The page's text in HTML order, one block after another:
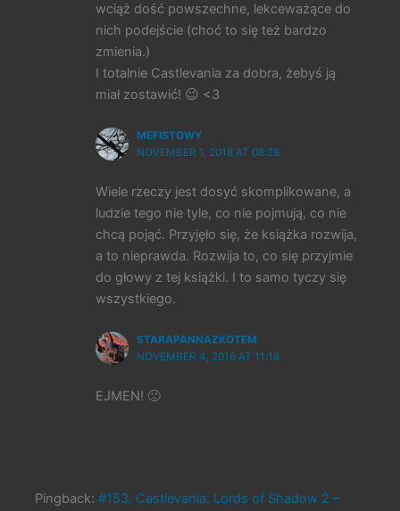
wciąż dość powszechne, lekceważące do
nich podejście (choć to się też bardzo
zmienia.)
I totalnie Castlevania za dobra, żebyś ją
miał zostawić! 😉 <3
MEFISTOWY
NOVEMBER 1, 2018 AT 08:28
Wiele rzeczy jest dosyć skomplikowane, a
ludzie tego nie tyle, co nie pojmują, co nie
chcą pojąć. Przyjęło się, że książka rozwija,
a to nieprawda. Rozwija to, co się przyjmie
do głowy z tej książki. I to samo tyczy się
wszystkiego.
STARAPANNAZKOTEM
NOVEMBER 4, 2018 AT 11:18
EJMEN! 🙂
Pingback:#153. Castlevania: Lords of Shadow 2 –